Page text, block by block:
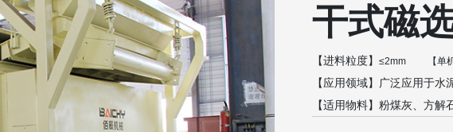
干式磁
【进料粒度】≤2mm 【单
【应用领域】
广泛应用于水
【适用物料】粉煤灰、方解